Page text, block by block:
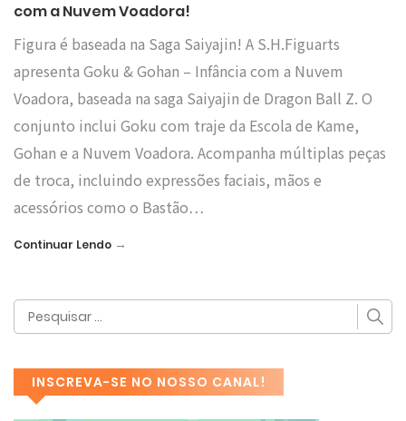
com a Nuvem Voadora!
Figura é baseada na Saga Saiyajin! A S.H.Figuarts
apresenta Goku & Gohan – Infância com a Nuvem
Voadora, baseada na saga Saiyajin de Dragon Ball Z. O
conjunto inclui Goku com traje da Escola de Kame,
Gohan e a Nuvem Voadora. Acompanha múltiplas peças
de troca, incluindo expressões faciais, mãos e
acessórios como o Bastão…
Continuar Lendo →
INSCREVA-SE NO NOSSO CANAL!